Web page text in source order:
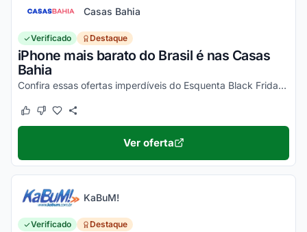
Casas Bahia
Verificado Destaque
iPhone mais barato do Brasil é nas Casas
Bahia
Confira essas ofertas imperdíveis do Esquenta Black Friday Casas Bahia!
Este cupom funcionou
Este cupom não funcionou
Ver oferta
KaBuM!
Verificado Destaque